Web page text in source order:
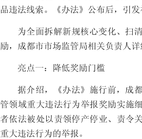
品违法线索。《办法》公布后，引
为全面拆解新规核心变化、扫
励，成都市市场监管局相关负责人
亮点一：降低奖励门槛
据介绍，《办法》施行前，成
管领域重大违法行为举报奖励实施
者依法被处以责领停产停业、责令
重大违法行为的举报。